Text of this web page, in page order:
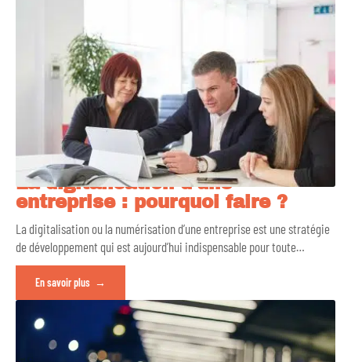
La digitalisation d’une
entreprise : pourquoi faire ?
La digitalisation ou la numérisation d’une entreprise est une stratégie
de développement qui est aujourd’hui indispensable pour toute…
En savoir plus